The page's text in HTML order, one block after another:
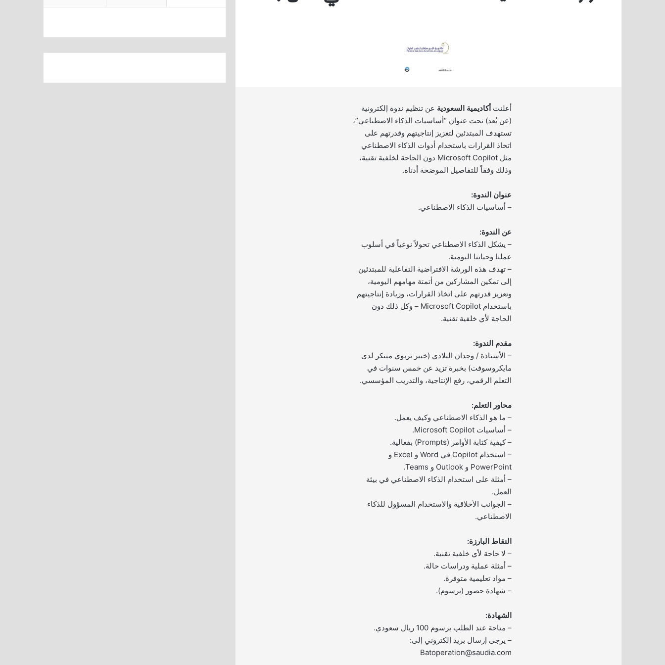
أعلنت أكاديمية السعودية عن تنظيم ندوة إلكترونية
(عن بُعد) تحت عنوان “أساسيات الذكاء الاصطناعي”،
تستهدف المبتدئين لتعزيز إنتاجيتهم وقدرتهم على
اتخاذ القرارات باستخدام أدوات الذكاء الاصطناعي
مثل Microsoft Copilot دون الحاجة لخلفية تقنية،
وذلك وفقاً للتفاصيل الموضحة أدناه.
عنوان الندوة:
– أساسيات الذكاء الاصطناعي.
عن الندوة:
– يشكل الذكاء الاصطناعي تحولاً نوعياً في أسلوب
عملنا وحياتنا اليومية.
– تهدف هذه الورشة الافتراضية التفاعلية للمبتدئين
إلى تمكين المشاركين من أتمتة مهامهم اليومية،
وتعزيز قدرتهم على اتخاذ القرارات، وزيادة إنتاجيتهم
باستخدام Microsoft Copilot – وكل ذلك دون
الحاجة لأي خلفية تقنية.
مقدم الندوة:
– الأستاذة / وجدان البلادي (خبير تربوي مبتكر لدى
مايكروسوفت) بخبرة تزيد عن خمس سنوات في
التعلم الرقمي، رفع الإنتاجية، والتدريب المؤسسي.
محاور التعلم:
– ما هو الذكاء الاصطناعي وكيف يعمل.
– أساسيات Microsoft Copilot.
– كيفية كتابة الأوامر (Prompts) بفعالية.
– استخدام Copilot في Word و Excel و
PowerPoint و Outlook و Teams.
– أمثلة على استخدام الذكاء الاصطناعي في بيئة
العمل.
– الجوانب الأخلاقية والاستخدام المسؤول للذكاء
الاصطناعي.
النقاط البارزة:
– لا حاجة لأي خلفية تقنية.
– أمثلة عملية ودراسات حالة.
– مواد تعليمية متوفرة.
– شهادة حضور (برسوم).
الشهادة:
– متاحة عند الطلب برسوم 100 ريال سعودي.
– يرجى إرسال بريد إلكتروني إلى:
Batoperation@saudia.com